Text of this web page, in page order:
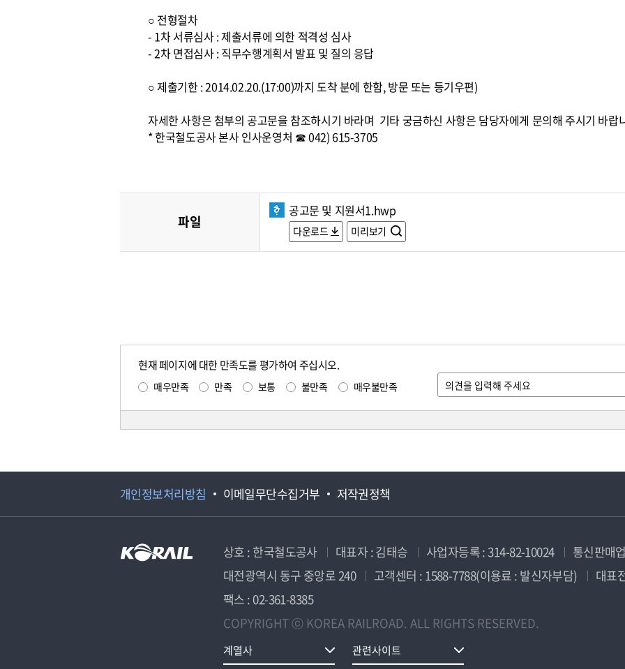
○ 전형절차
- 1차 서류심사 : 제출서류에 의한 적격성 심사
- 2차 면접심사 : 직무수행계획서 발표 및 질의 응답
○ 제출기한 : 2014.02.20.(17:00)까지 도착 분에 한함, 방문 또는 등기우편)
자세한 사항은 첨부의 공고문을 참조하시기 바라며 기타 궁금하신 사항은 담당자에게 문의해 주시기 바랍
* 한국철도공사 본사 인사운영처 ☎ 042) 615-3705
파일
공고문 및 지원서1.hwp
다운로드 미리보기
현재 페이지에 대한 만족도를 평가하여 주십시오.
매우만족 만족 보통 불만족 매우불만족
개인정보처리방침 이메일무단수집거부 저작권정책
상호 : 한국철도공사 대표자 : 김태승 사업자등록 : 314-82-10024
통신판매
대전광역시 동구 중앙로 240
고객센터 : 1588-7788(이용료 : 발신자부담)
대표
팩스 : 02-361-8385
COPYRIGHT ⓒ KOREA RAILROAD. ALL RIGHTS RESERVED.
계열사 관련사이트